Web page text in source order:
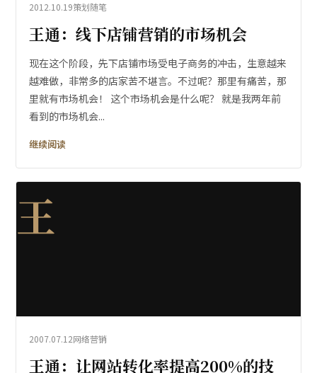
2012.10.19策划随笔
王通：线下店铺营销的市场机会
现在这个阶段，先下店铺市场受电子商务的冲击，生意越来
越难做，非常多的店家苦不堪言。不过呢？那里有痛苦，那
里就有市场机会！ 这个市场机会是什么呢？ 就是我两年前
看到的市场机会...
继续阅读
王
2007.07.12网络营销
王通：让网站转化率提高200%的技